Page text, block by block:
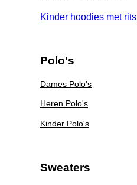
Kinder hoodies met rits
Polo's
Dames Polo's
Heren Polo's
Kinder Polo's
Sweaters